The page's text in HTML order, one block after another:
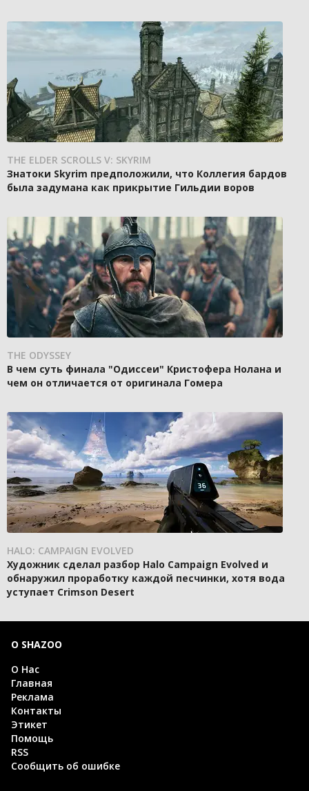
THE ELDER SCROLLS V: SKYRIM
Знатоки Skyrim предположили, что Коллегия бардов
была задумана как прикрытие Гильдии воров
THE ODYSSEY
В чем суть финала "Одиссеи" Кристофера Нолана и
чем он отличается от оригинала Гомера
HALO: CAMPAIGN EVOLVED
Художник сделал разбор Halo Campaign Evolved и
обнаружил проработку каждой песчинки, хотя вода
уступает Crimson Desert
О SHAZOO
О Нас
Главная
Реклама
Контакты
Этикет
Помощь
RSS
Сообщить об ошибке